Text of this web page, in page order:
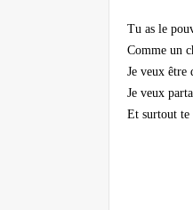
Tu as le
Comme un
Je veux être
Je veux
Et surtout te